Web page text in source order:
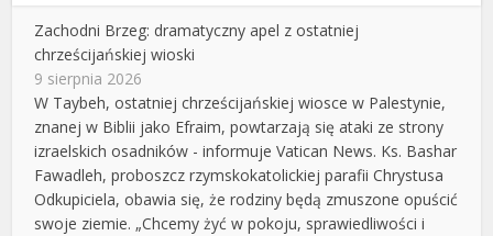
Zachodni Brzeg: dramatyczny apel z ostatniej
chrześcijańskiej wioski
9 sierpnia 2026
W Taybeh, ostatniej chrześcijańskiej wiosce w Palestynie,
znanej w Biblii jako Efraim, powtarzają się ataki ze strony
izraelskich osadników - informuje Vatican News. Ks. Bashar
Fawadleh, proboszcz rzymskokatolickiej parafii Chrystusa
Odkupiciela, obawia się, że rodziny będą zmuszone opuścić
swoje ziemie. „Chcemy żyć w pokoju, sprawiedliwości i